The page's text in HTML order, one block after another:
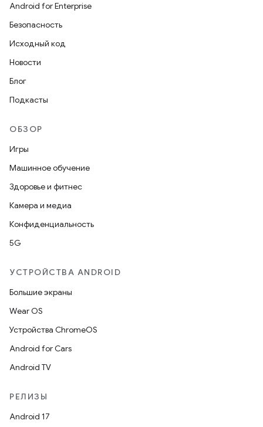
Android for Enterprise
Безопасность
Исходный код
Новости
Блог
Подкасты
ОБЗОР
Игры
Машинное обучение
Здоровье и фитнес
Камера и медиа
Конфиденциальность
5G
УСТРОЙСТВА ANDROID
Большие экраны
Wear OS
Устройства ChromeOS
Android for Cars
Android TV
РЕЛИЗЫ
Android 17